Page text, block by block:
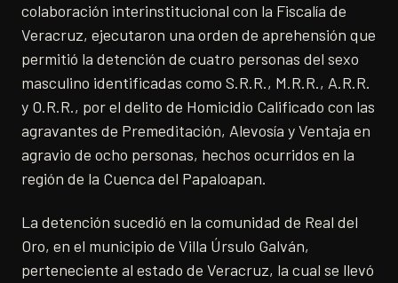
colaboración interinstitucional con la Fiscalía de
Veracruz, ejecutaron una orden de aprehensión que
permitió la detención de cuatro personas del sexo
masculino identificadas como S.R.R., M.R.R., A.R.R.
y O.R.R., por el delito de Homicidio Calificado con las
agravantes de Premeditación, Alevosía y Ventaja en
agravio de ocho personas, hechos ocurridos en la
región de la Cuenca del Papaloapan.
La detención sucedió en la comunidad de Real del
Oro, en el municipio de Villa Úrsulo Galván,
perteneciente al estado de Veracruz, la cual se llevó